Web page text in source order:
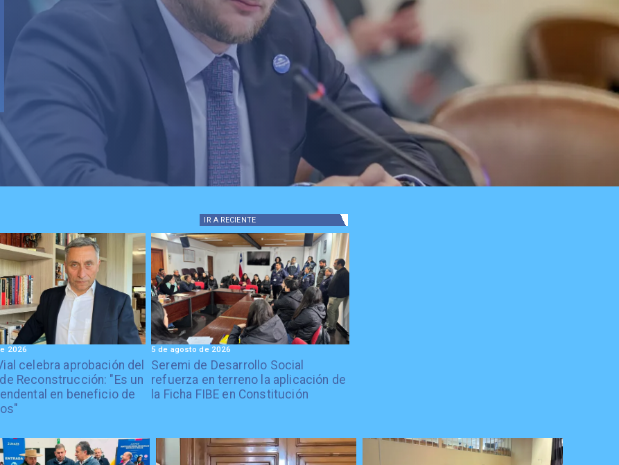
Senador Vial celebra
aprobación del proyecto de
Reconstrucción: "Es un hito
trascendental en beneficio de
los chilenos"
IR A RECIENTE
celebra aprobación del
Reconstrucción: "Es un
en beneficio de
2026
Seremi de Desarrollo Social
refuerza en terreno la aplicación de
la Ficha FIBE en Constitución
5 de agosto de 2026